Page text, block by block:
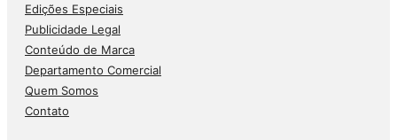
Edições Especiais
Publicidade Legal
Conteúdo de Marca
Departamento Comercial
Quem Somos
Contato